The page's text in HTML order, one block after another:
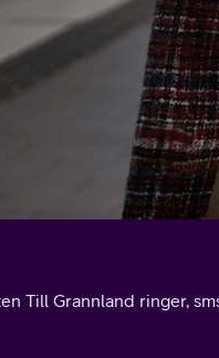
Till Grannland ringer,